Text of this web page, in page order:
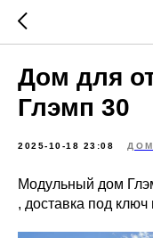
Дом для
Глэмп 30
2025-10-18 23:08
Модульный дом
, доставка под